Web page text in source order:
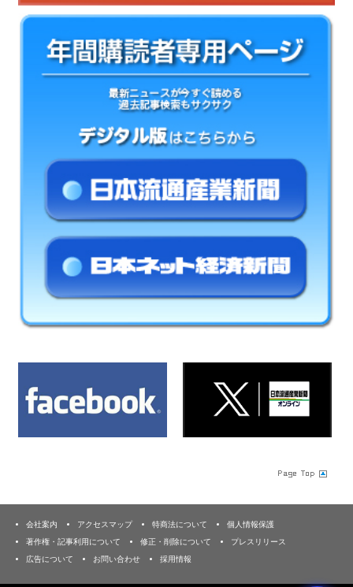
会社案内 アクセスマップ 特商法について
個人情報保護
著作権・記事利用について
修正・削除について
プレスリリース
広告について
お問い合わせ 採用情報